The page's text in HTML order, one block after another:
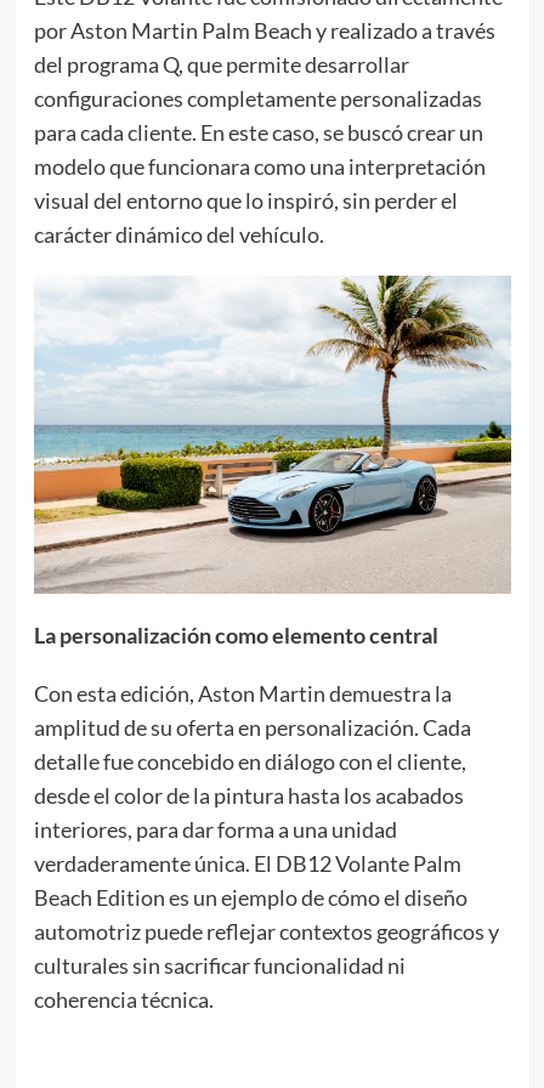
por Aston Martin Palm Beach y realizado a través
del programa Q, que permite desarrollar
configuraciones completamente personalizadas
para cada cliente. En este caso, se buscó crear un
modelo que funcionara como una interpretación
visual del entorno que lo inspiró, sin perder el
carácter dinámico del vehículo.
La personalización como elemento central
Con esta edición, Aston Martin demuestra la
amplitud de su oferta en personalización. Cada
detalle fue concebido en diálogo con el cliente,
desde el color de la pintura hasta los acabados
interiores, para dar forma a una unidad
verdaderamente única. El DB12 Volante Palm
Beach Edition es un ejemplo de cómo el diseño
automotriz puede reflejar contextos geográficos y
culturales sin sacrificar funcionalidad ni
coherencia técnica.